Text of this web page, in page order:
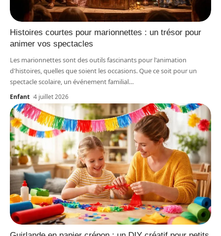
Histoires courtes pour marionnettes : un trésor pour
animer vos spectacles
Les marionnettes sont des outils fascinants pour l'animation
d'histoires, quelles que soient les occasions. Que ce soit pour un
spectacle scolaire, un événement familial…
Enfant 4 juillet 2026